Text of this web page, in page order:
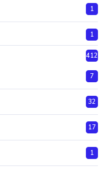
1
1
412
7
32
17
1